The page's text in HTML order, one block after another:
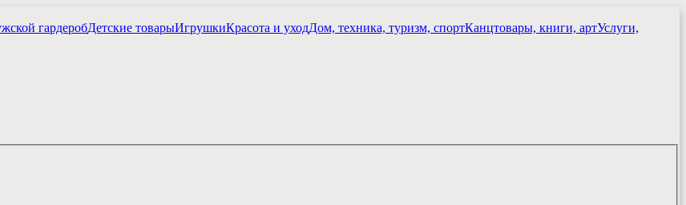
гардеробДетские товарыИгрушкиКрасота и уходДом, техника, туризм, спортКанцтовары, книги, артУслуги,